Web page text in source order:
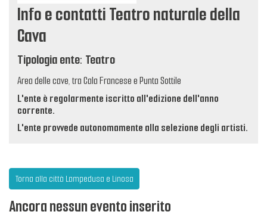
Info e contatti Teatro naturale della
Cava
Tipologia ente: Teatro
Area delle cave, tra Cala Francese e Punta Sottile
L'ente è regolarmente iscritto all'edizione dell'anno
corrente.
L'ente provvede autonomamente alla selezione degli artisti.
Torna alla città Lampedusa e Linosa
Ancora nessun evento inserito